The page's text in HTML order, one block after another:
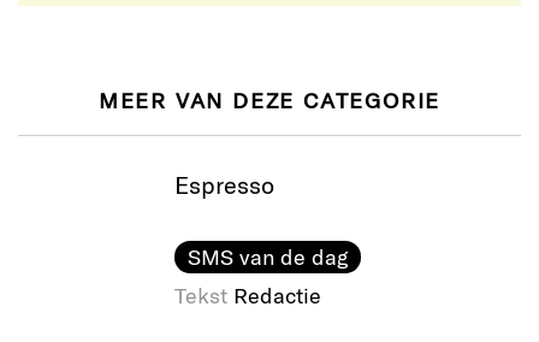
MEER VAN DEZE CATEGORIE
Espresso
SMS van de dag
Tekst Redactie